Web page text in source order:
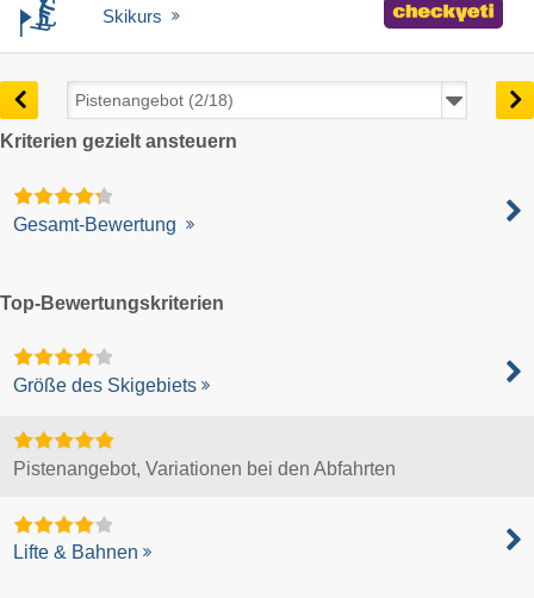
Skikurs
Kriterien gezielt ansteuern
Gesamt-Bewertung
Top-Bewertungskriterien
Größe des Skigebiets
Pistenangebot, Variationen bei den Abfahrten
Lifte & Bahnen